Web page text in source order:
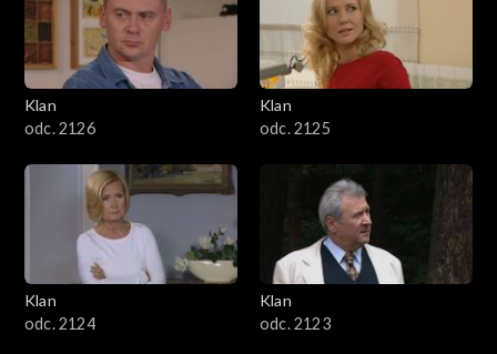
Klan
odc. 2126
Klan
odc. 2125
Klan
odc. 2124
Klan
odc. 2123